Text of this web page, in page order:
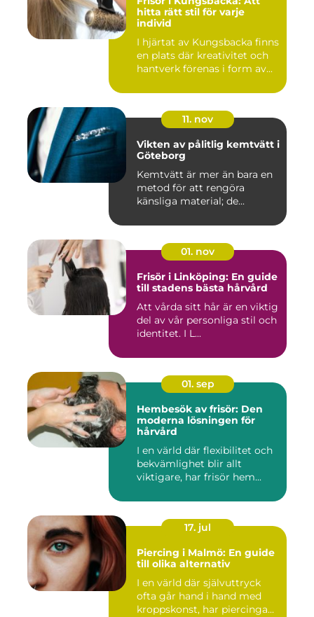
hitta rätt stil för varje
individ
I hjärtat av Kungsbacka finns
en plats där kreativitet och
hantverk förenas i form av...
11. nov
Vikten av pålitlig kemtvätt i
Göteborg
Kemtvätt är mer än bara en
metod för att rengöra
känsliga material; de...
01. nov
Frisör i Linköping: En guide
till stadens bästa hårvård
Att vårda sitt hår är en viktig
del av vår personliga stil och
identitet. I L...
01. sep
Hembesök av frisör: Den
moderna lösningen för
hårvård
I en värld där flexibilitet och
bekvämlighet blir allt
viktigare, har frisör hem...
17. jul
Piercing i Malmö: En guide
till olika alternativ
I en värld där självuttryck
ofta går hand i hand med
kroppskonst, har piercinga...